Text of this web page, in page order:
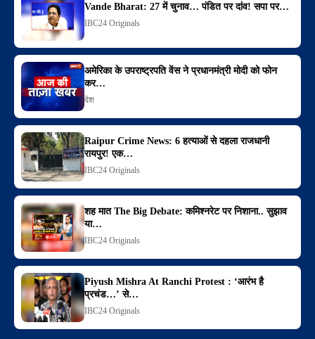
Vande Bharat: 27 में चुनाव… पंडित पर दांव! सपा पर…
IBC24 Originals
अमेरिका के उपराष्ट्रपति वेंस ने प्रधानमंत्री मोदी को फोन
कर…
देश
Raipur Crime News: 6 हत्याओं से दहला राजधानी
रायपुर! एक…
IBC24 Originals
शह मात The Big Debate: कमिश्नरेट पर निशाना.. सुझाव
या…
IBC24 Originals
Piyush Mishra At Ranchi Protest : ‘आरंभ है
प्रचंड…’ से…
IBC24 Originals